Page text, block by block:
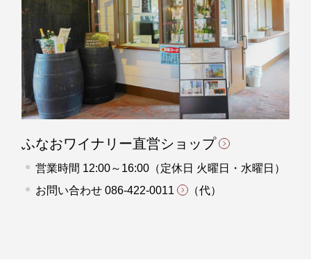
ふなおワイナリー直営ショップ
営業時間 12:00～16:00（定休日 火曜日・水曜日）
お問い合わせ086-422-0011 （代）